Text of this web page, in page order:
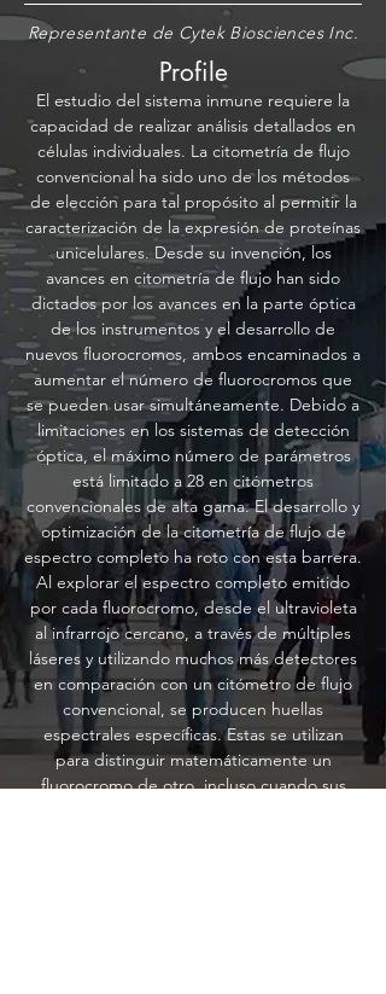
Representante de Cytek Biosciences Inc.
Profile
El estudio del sistema inmune requiere la
capacidad de realizar análisis detallados en
células individuales. La citometría de flujo
convencional ha sido uno de los métodos
de elección para tal propósito al permitir la
caracterización de la expresión de proteínas
unicelulares. Desde su invención, los
avances en citometría de flujo han sido
dictados por los avances en la parte óptica
de los instrumentos y el desarrollo de
nuevos fluorocromos, ambos encaminados a
aumentar el número de fluorocromos que
se pueden usar simultáneamente. Debido a
limitaciones en los sistemas de detección
óptica, el máximo número de parámetros
está limitado a 28 en citómetros
convencionales de alta gama. El desarrollo y
optimización de la citometría de flujo de
espectro completo ha roto con esta barrera.
Al explorar el espectro completo emitido
por cada fluorocromo, desde el ultravioleta
al infrarrojo cercano, a través de múltiples
láseres y utilizando muchos más detectores
en comparación con un citómetro de flujo
convencional, se producen huellas
espectrales específicas. Estas se utilizan
para distinguir matemáticamente un
fluorocromo de otro, incluso cuando sus